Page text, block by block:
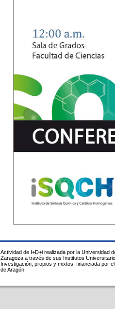
Actividad de I+D+i realizada por la Universidad
Zaragoza a través de sus Institutos
Investigación, propios y mixtos, financiada por
de Aragón